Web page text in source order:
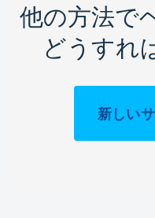
他の方法で
どうすれ
新しい